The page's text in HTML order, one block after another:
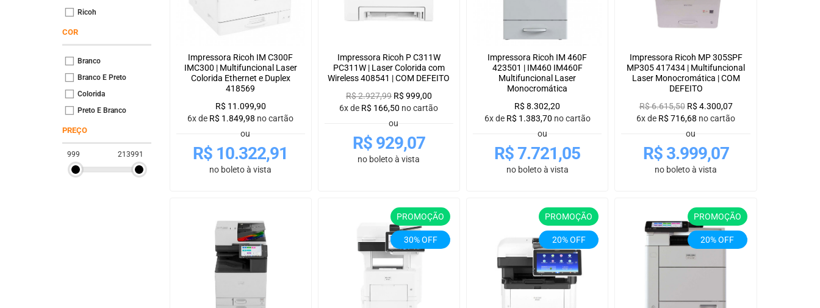
Ricoh
COR
Branco
Branco E Preto
Colorida
Preto E Branco
PREÇO
999 213991
Impressora Ricoh IM C300F
IMC300 | Multifuncional Laser
Colorida Ethernet e Duplex
418569
R$ 11.099,90
6x de R$ 1.849,98 no cartão
ou
R$ 10.322,91
no boleto à vista
Impressora Ricoh P C311W
PC311W | Laser Colorida com
Wireless 408541 | COM DEFEITO
R$2.927,99 R$ 999,00
6x de R$ 166,50 no cartão
ou
R$929,07
no boleto à vista
Impressora Ricoh IM 460F
423501 | IM460 IM460F
Multifuncional Laser
Monocromática
R$ 8.302,20
6x de R$ 1.383,70 no cartão
ou
R$7.721,05
no boleto à vista
Impressora Ricoh MP 305SPF
MP305 417434 | Multifuncional
Laser Monocromática | COM
DEFEITO
R$6.615,50 R$ 4.300,07
6x de R$ 716,68 no cartão
ou
R$3.999,07
no boleto à vista
PROMOÇÃO
30% OFF
PROMOÇÃO
20% OFF
PROMOÇÃO
20% OFF